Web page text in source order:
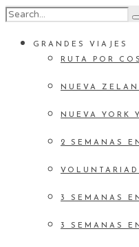
GRANDES VIAJES
RUTA POR
NUEVA
NUEVA YORK
2 SEMANAS
3 SEMANAS
3 SEMANAS